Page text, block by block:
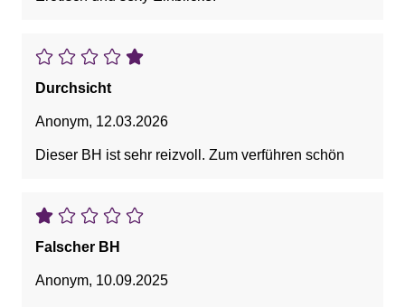
Durchsicht
Anonym, 12.03.2026
Dieser BH ist sehr reizvoll. Zum verführen schön
Falscher BH
Anonym, 10.09.2025